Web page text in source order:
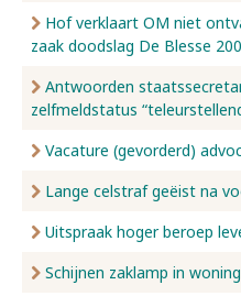
Hof verklaart OM niet
zaak doodslag De Blesse
Antwoorden
zelfmeldstatus
Vacature (gevorderd)
Lange celstraf geëist na
Uitspraak hoger beroep
Schijnen zaklamp in